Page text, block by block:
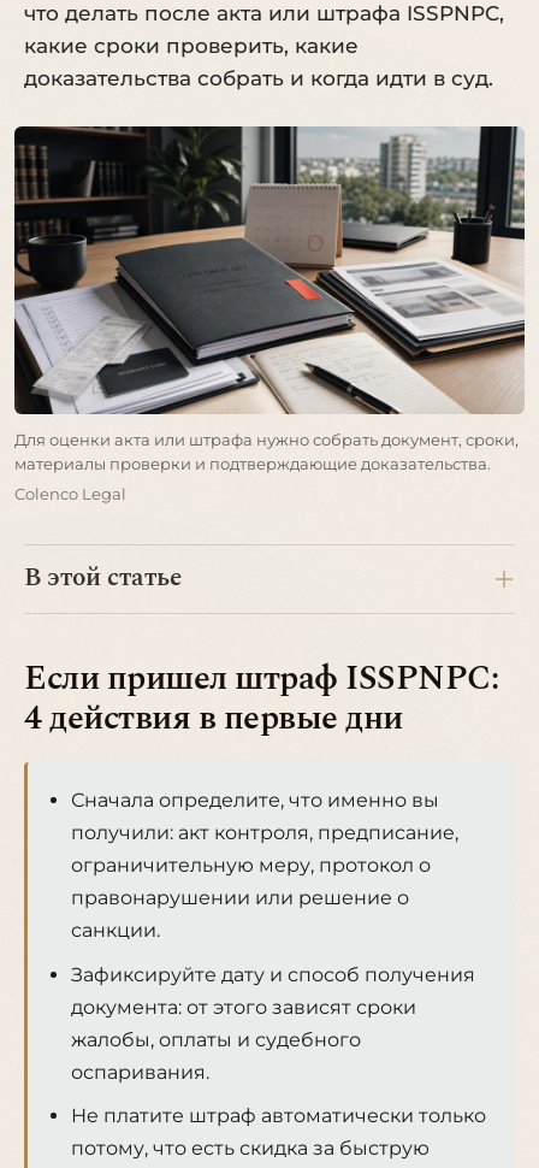
что делать после акта или штрафа ISSPNPC,
какие сроки проверить, какие
доказательства собрать и когда идти в суд.
Для оценки акта или штрафа нужно собрать документ, сроки,
материалы проверки и подтверждающие доказательства.
Colenco Legal
В этой статье
Если пришел штраф ISSPNPC:
4 действия в первые дни
Сначала определите, что именно вы
получили: акт контроля, предписание,
ограничительную меру, протокол о
правонарушении или решение о
санкции.
Зафиксируйте дату и способ получения
документа: от этого зависят сроки
жалобы, оплаты и судебного
оспаривания.
Не платите штраф автоматически только
потому, что есть скидка за быструю